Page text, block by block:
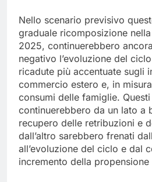
Nello scenario previsivo
graduale ricomposizione
2025, continuerebbero
negativo l’evoluzione del
ricadute più accentuate sugli
commercio estero e, in
consumi delle famiglie.
continuerebbero da un lato a
recupero delle retribuzioni e
dall’altro sarebbero frenati
all’evoluzione del ciclo e dal
incremento della